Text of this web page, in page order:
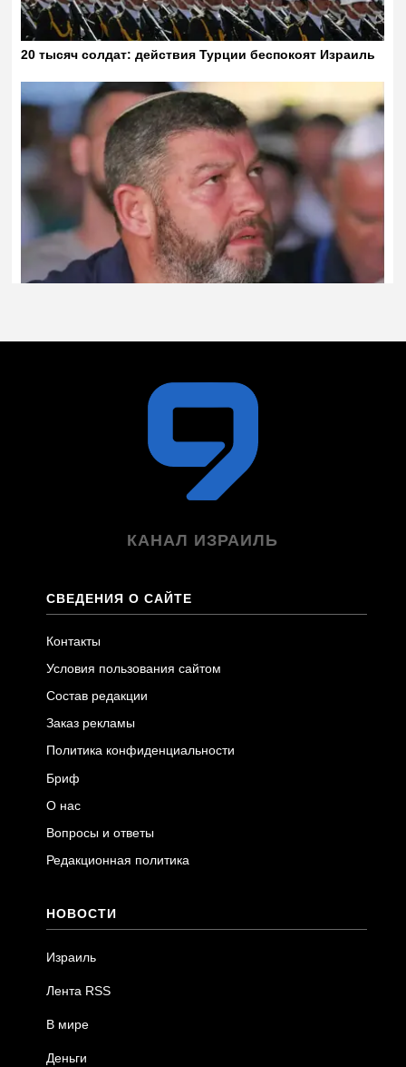
КАНАЛ ИЗРАИЛЬ
СВЕДЕНИЯ О САЙТЕ
Контакты
Условия пользования сайтом
Состав редакции
Заказ рекламы
Политика конфиденциальности
Бриф
О нас
Вопросы и ответы
Редакционная политика
НОВОСТИ
Израиль
Лента RSS
В мире
Деньги